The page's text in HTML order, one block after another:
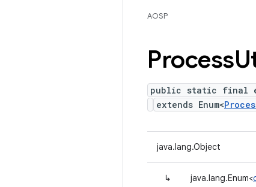
AOSP
Process
public static final
extends Enum<
java.lang.Object
↳ java.lang.Enum<